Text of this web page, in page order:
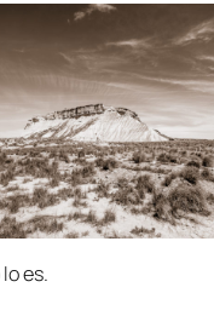
es.